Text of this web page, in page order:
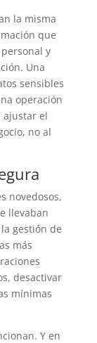
la misma
que
y
Una
sensibles
operación
ajustar el
no al
novedosos,
llevaban
gestión de
más
desactivar
mínimas
Y en